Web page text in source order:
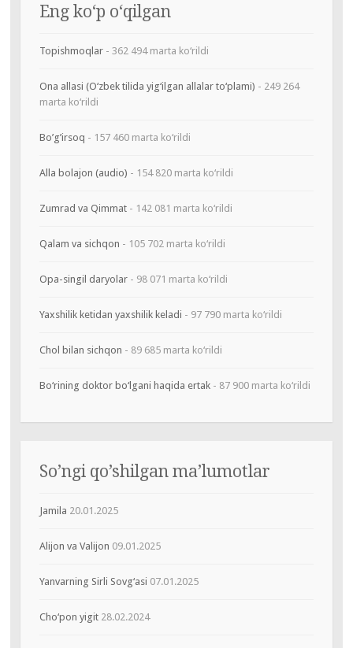
Eng ko‘p o‘qilgan
Topishmoqlar- 362 494 marta ko‘rildi
Ona allasi (O‘zbek tilida yig‘ilgan allalar to‘plami) - 249 264
marta ko‘rildi
Bo’g’irsoq - 157 460 marta ko‘rildi
Alla bolajon (audio) - 154 820 marta ko‘rildi
Zumrad va Qimmat- 142 081 marta ko‘rildi
Qalam va sichqon - 105 702 marta ko‘rildi
Opa-singil daryolar- 98 071 marta ko‘rildi
Yaxshilik ketidan yaxshilik keladi - 97 790 marta ko‘rildi
Chol bilan sichqon - 89 685 marta ko‘rildi
Bo‘rining doktor bo‘lgani haqida ertak- 87 900 marta ko‘rildi
So’ngi qo’shilgan ma’lumotlar
Jamila 20.01.2025
Alijon va Valijon 09.01.2025
Yanvarning Sirli Sovg‘asi 07.01.2025
Cho‘pon yigit 28.02.2024